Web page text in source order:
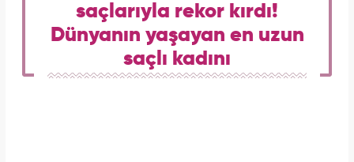
saçlarıyla rekor kırdı!
Dünyanın yaşayan en uzun
saçlı kadını